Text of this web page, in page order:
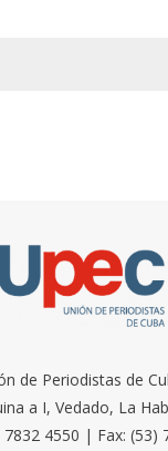
de Periodistas de
a I, Vedado, La
7832 4550 | Fax: (53)